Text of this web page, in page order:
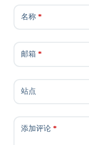
名称*
邮箱 *
站点
添加评论*